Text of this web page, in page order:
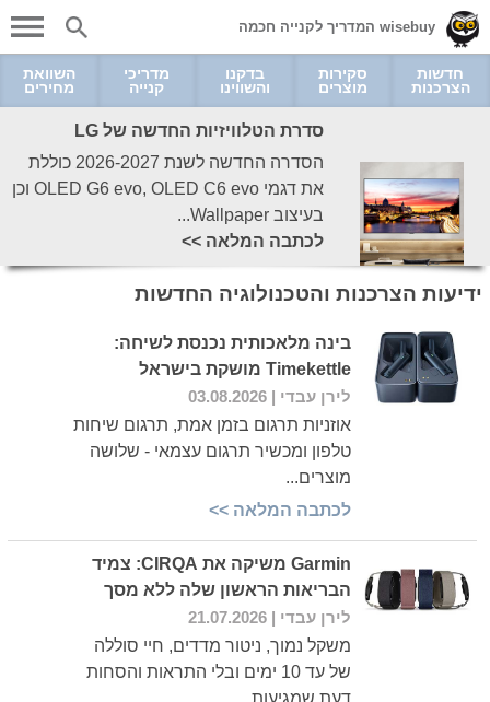
wisebuy המדריך לקנייה חכמה
חדשות
הצרכנות
סקירות
מוצרים
בדקנו
והשווינו
מדריכי
קנייה
השוואת
מחירים
סדרת הטלוויזיות החדשה של LG
הסדרה החדשה לשנת 2026-2027 כוללת
את דגמי OLED G6 evo, OLED C6 evo וכן
בעיצוב Wallpaper...
לכתבה המלאה >>
ידיעות הצרכנות והטכנולוגיה החדשות
בינה מלאכותית נכנסת לשיחה:
Timekettle מושקת בישראל
לירן עבדי | 03.08.2026
אוזניות תרגום בזמן אמת, תרגום שיחות
טלפון ומכשיר תרגום עצמאי - שלושה
מוצרים...
לכתבה המלאה >>
Garmin משיקה את CIRQA: צמיד
הבריאות הראשון שלה ללא מסך
לירן עבדי | 21.07.2026
משקל נמוך, ניטור מדדים, חיי סוללה
של עד 10 ימים ובלי התראות והסחות
דעת שמגיעות...